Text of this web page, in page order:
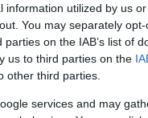
utilized by us
You may separately
on the IAB’s list of
us to third parties on the
other third parties.
services and may
mértéket